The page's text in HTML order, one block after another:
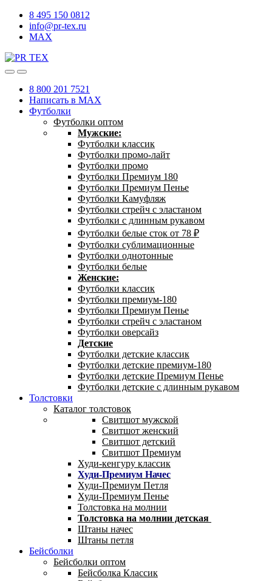
8 495 150 0812
info@pr-tex.ru
MAX
8 800 201 7521
Написать в MAX
Футболки
Футболки оптом
Мужские:
Футболки классик
Футболки промо-лайт
Футболки промо
Футболки Премиум 180
Футболки Премиум Пенье
Футболки Камуфляж
Футболки стрейч с эластаном
Футболки с длинным рукавом
Футболки белые сток от 78 ₽
Футболки сублимационные
Футболки однотонные
Футболки белые
Женские:
Футболки классик
Футболки премиум-180
Футболки Премиум Пенье
Футболки стрейч с эластаном
Футболки оверсайз
Детские
Футболки детские классик
Футболки детские премиум-180
Футболки детские Премиум Пенье
Футболки детские с длинным рукавом
Толстовки
Каталог толстовок
Свитшот мужской
Свитшот женский
Свитшот детский
Свитшот Премиум
Худи-кенгуру классик
Худи-Премиум Начес
Худи-Премиум Петля
Худи-Премиум Пенье
Толстовка на молнии
Толстовка на молнии детская
Штаны начес
Штаны петля
Бейсболки
Бейсболки оптом
Бейсболка Классик